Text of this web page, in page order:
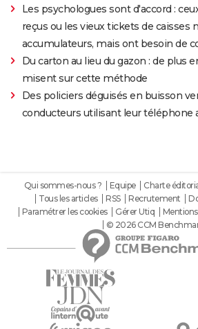
Les psychologues sont d'accord :
reçus ou les vieux tickets de caisses
accumulateurs, mais ont besoin de
Du carton au lieu du gazon : de plus
misent sur cette méthode
Des policiers déguisés en buisson
conducteurs utilisant leur téléphone
Qui sommes-nous ? Equipe Charte
Tous les articles
RSS Recrutement
Paramétrer les cookies
Gérer Utiq
© 2026 CCM